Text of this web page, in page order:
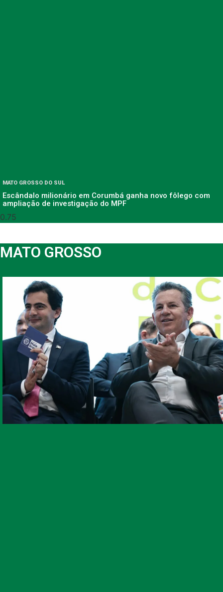
MATO GROSSO DO SUL
Escândalo milionário em Corumbá ganha novo fôlego com
ampliação de investigação do MPF
MATO GROSSO